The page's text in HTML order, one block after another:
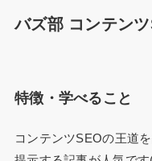
バズ部 コンテン
特徴・学べること
コンテンツSEOの王道